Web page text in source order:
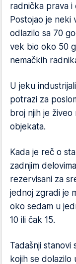
radnička prava i
Postojao je neki
odlazilo sa 70
vek bio oko 50
nemačkih
U jeku
potrazi za
broj njih je živeo
objekata.
Kada je reč o
zadnjim
rezervisani za
jednoj zgradi je
oko sedam u
10 ili čak 15.
Tadašnji
kojih se dolazilo